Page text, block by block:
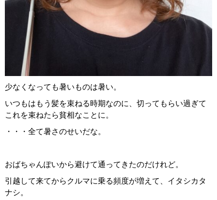
少なくなっても暑いものは暑い。
いつもはもう髪を束ねる時期なのに、切ってもらい過ぎて
これを束ねたら貧相なことに。
・・・全て暑さのせいだな。
おばちゃんぽいから避けて通ってきたのだけれど。
引越して来てからクルマに乗る頻度が増えて、イタシカタ
ナシ。